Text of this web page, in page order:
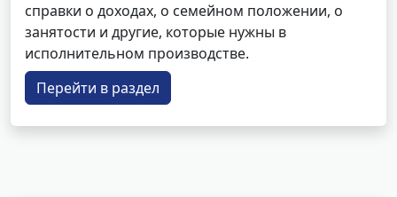
справки о доходах, о семейном положении, о
занятости и другие, которые нужны в
исполнительном производстве.
Перейти в раздел